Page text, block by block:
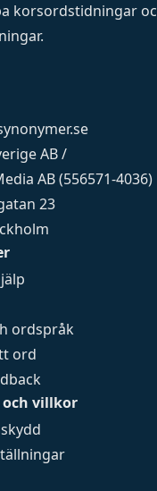
ordspråk
ord
villkor
korsordstidningar
.
AB /
AB (556571-4036)
23